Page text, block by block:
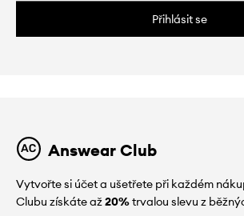
Přihlásit se
Answear Club
Vytvořte si účet a ušetřete při každém
Clubu získáte až20%trvalou slevu z